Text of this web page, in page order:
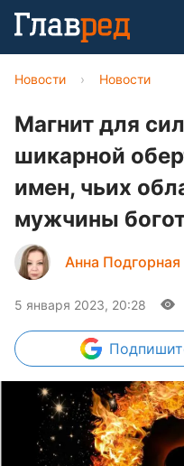
Новости › Новости
Магнит для
шикарной
имен, чьих
мужчины
Анна Подгорная
5 января 2023, 20:28